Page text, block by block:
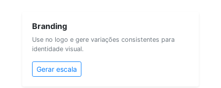
Branding
Use no logo e gere variações consistentes para
identidade visual.
Gerar escala